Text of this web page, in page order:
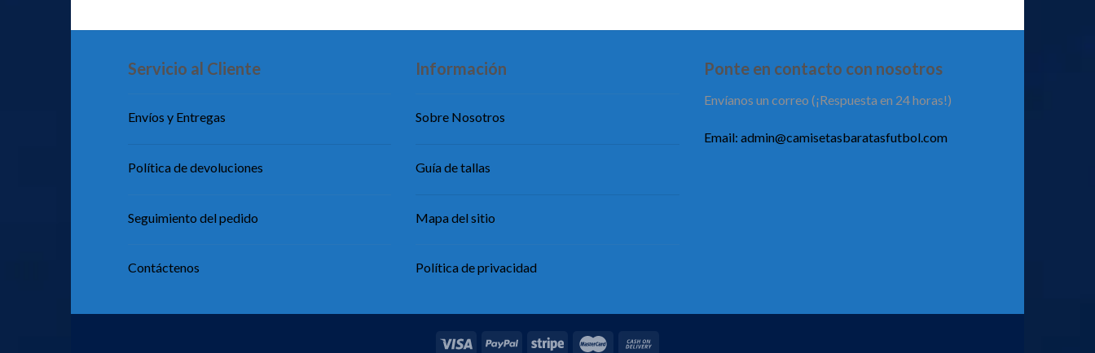
Servicio al Cliente
Envíos y Entregas
Política de devoluciones
Seguimiento del pedido
Contáctenos
Información
Sobre Nosotros
Guía de tallas
Mapa del sitio
Política de privacidad
Ponte en contacto con nosotros
Envíanos un correo (¡Respuesta en 24 horas!)
Email: admin@camisetasbaratasfutbol.com